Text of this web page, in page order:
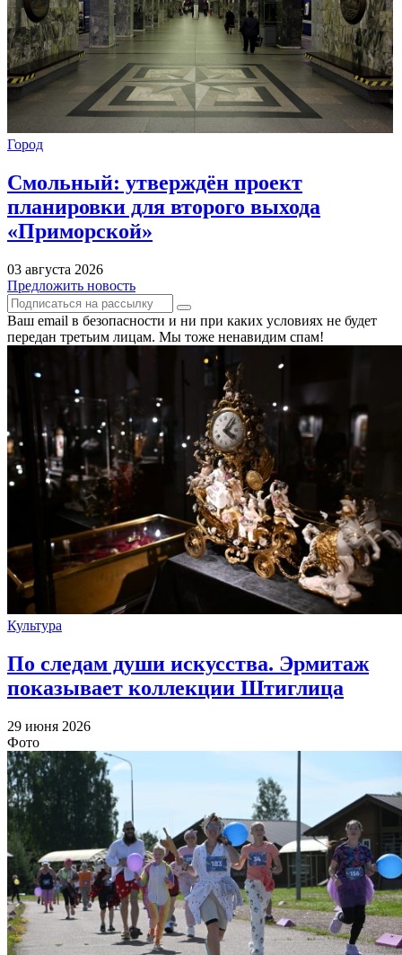
Город
Смольный: утверждён проект
планировки для второго выхода
«Приморской»
03 августа 2026
Предложить новость
Ваш email в безопасности и ни при каких условиях не будет
передан третьим лицам. Мы тоже ненавидим спам!
Культура
По следам души искусства. Эрмитаж
показывает коллекции Штиглица
29 июня 2026
Фото